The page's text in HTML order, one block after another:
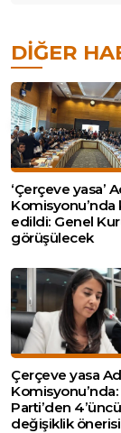
DIĞER
‘Çerçeve yasa’
Komisyonu’nda
edildi: Genel
görüşülecek
Çerçeve yasa
Komisyonu’nda:
Parti’den
değişiklik önerisi